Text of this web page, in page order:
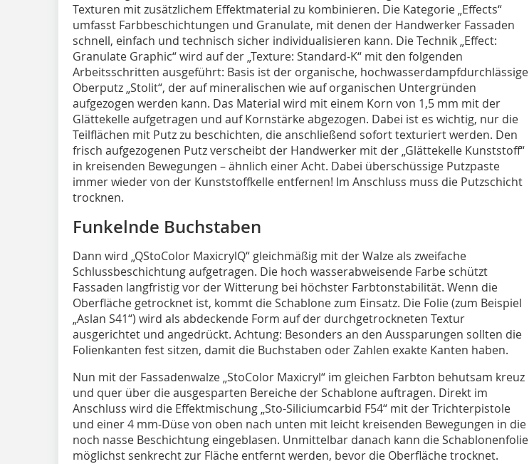
Texturen mit zusätzlichem Effektmaterial zu kombinieren. Die Kategorie „Effects“
umfasst Farbbeschichtungen und Granulate, mit denen der Handwerker Fassaden
schnell, einfach und technisch sicher individualisieren kann. Die Technik „Effect:
Granulate Graphic“ wird auf der „Texture: Standard-K“ mit den folgenden
Arbeitsschritten ausgeführt: Basis ist der organische, hochwasserdampfdurchlässige
Oberputz „Stolit“, der auf mineralischen wie auf organischen Untergründen
aufgezogen werden kann. Das Material wird mit einem Korn von 1,5 mm mit der
Glättekelle aufgetragen und auf Kornstärke abgezogen. Dabei ist es wichtig, nur die
Teilflächen mit Putz zu beschichten, die anschließend sofort texturiert werden. Den
frisch aufgezogenen Putz verscheibt der Handwerker mit der „Glättekelle Kunststoff“
in kreisenden Bewegungen – ähnlich einer Acht. Dabei überschüssige Putzpaste
immer wieder von der Kunststoffkelle entfernen! Im Anschluss muss die Putzschicht
trocknen.
Funkelnde Buchstaben
Dann wird „QStoColor MaxicrylQ“ gleichmäßig mit der Walze als zweifache
Schlussbeschichtung aufgetragen. Die hoch wasserabweisende Farbe schützt
Fassaden langfristig vor der Witterung bei höchster Farbtonstabilität. Wenn die
Oberfläche getrocknet ist, kommt die Schablone zum Einsatz. Die Folie (zum Beispiel
„Aslan S41“) wird als abdeckende Form auf der durchgetrockneten Textur
ausgerichtet und angedrückt. Achtung: Besonders an den Aussparungen sollten die
Folienkanten fest sitzen, damit die Buchstaben oder Zahlen exakte Kanten haben.
Nun mit der Fassadenwalze „StoColor Maxicryl“ im gleichen Farbton behutsam kreuz
und quer über die ausgesparten Bereiche der Schablone auftragen. Direkt im
Anschluss wird die Effektmischung „Sto-Siliciumcarbid F54“ mit der Trichterpistole
und einer 4 mm-Düse von oben nach unten mit leicht kreisenden Bewegungen in die
noch nasse Beschichtung eingeblasen. Unmittelbar danach kann die Schablonenfolie
möglichst senkrecht zur Fläche entfernt werden, bevor die Oberfläche trocknet.